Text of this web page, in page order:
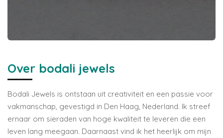
Over bodali jewels
Bodali Jewels is ontstaan uit creativiteit en een passie voor
vakmanschap, gevestigd in Den Haag, Nederland. Ik streef
ernaar om sieraden van hoge kwaliteit te leveren die een
leven lang meegaan. Daarnaast vind ik het heerlijk om mijn